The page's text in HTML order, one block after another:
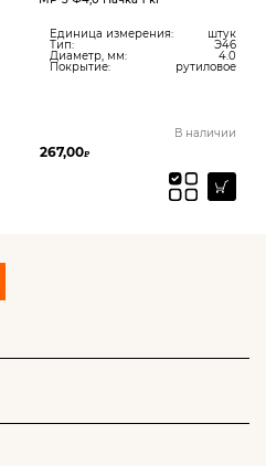
Единица измерения: штук
Тип: Э46
Диаметр, мм: 4.0
Покрытие: рутиловое
В наличии
267,00₽